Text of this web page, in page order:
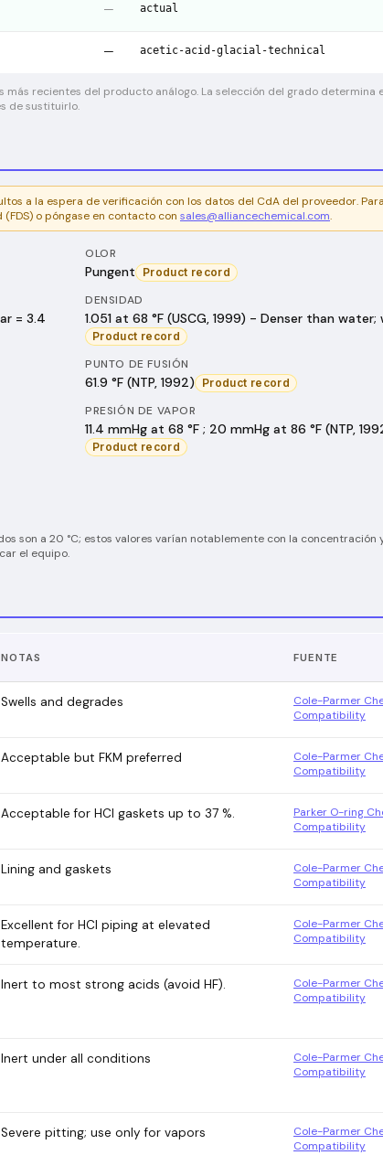
— actual
— acetic-acid-glacial-technical
recientes del producto análogo. La selección del grado determina
de sustituirlo.
a la espera de verificación con los datos del CdA del proveedor.
o póngase en contacto con sales@alliancechemical.com.
OLOR
Pungent Product record
= 3.4
DENSIDAD
1.051 at 68 °F (USCG, 1999) - Denser than water;
Product record
PUNTO DE FUSIÓN
61.9 °F (NTP, 1992) Product record
PRESIÓN DE VAPOR
11.4 mmHg at 68 °F ; 20 mmHg at 86 °F (NTP,
Product record
son a 20 °C; estos valores varían notablemente con la concentración
el equipo.
NOTAS FUENTE
Swells and degrades
Cole-Parmer
Compatibility
Acceptable but FKM preferred
Cole-Parmer
Compatibility
Acceptable for HCl gaskets up to 37 %.
Parker O-ring
Compatibility
Lining and gaskets
Cole-Parmer
Compatibility
Excellent for HCl piping at elevated
temperature.
Cole-Parmer
Compatibility
Inert to most strong acids (avoid HF).
Cole-Parmer
Compatibility
Inert under all conditions
Cole-Parmer
Compatibility
Severe pitting; use only for vapors
Cole-Parmer
Compatibility